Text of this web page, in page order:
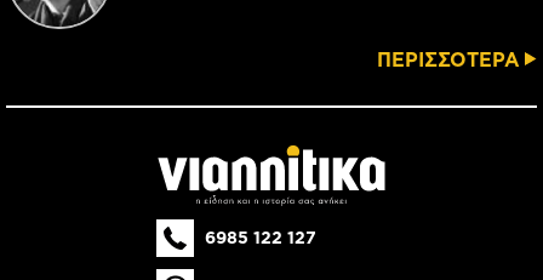
ΠΕΡΙΣΣΟΤΕΡΑ
6985 122 127